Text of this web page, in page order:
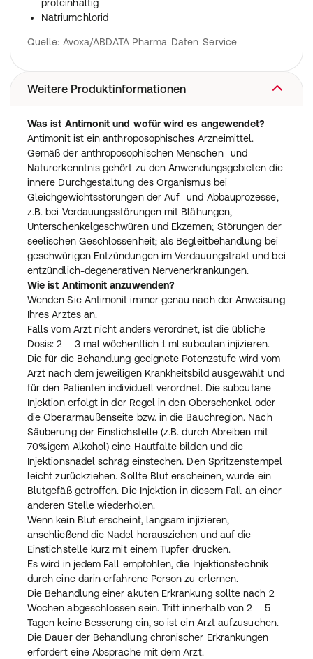
proteinhaltig
Natriumchlorid
Quelle: Avoxa/ABDATA Pharma-Daten-Service
Weitere Produktinformationen
Was ist Antimonit und wofür wird es angewendet?
Antimonit ist ein anthroposophisches Arzneimittel.
Gemäß der anthroposophischen Menschen- und
Naturerkenntnis gehört zu den Anwendungsgebieten die
innere Durchgestaltung des Organismus bei
Gleichgewichtsstörungen der Auf- und Abbauprozesse,
z.B. bei Verdauungsstörungen mit Blähungen,
Unterschenkelgeschwüren und Ekzemen; Störungen der
seelischen Geschlossenheit; als Begleitbehandlung bei
geschwürigen Entzündungen im Verdauungstrakt und bei
entzündlich-degenerativen Nervenerkrankungen.
Wie ist Antimonit anzuwenden?
Wenden Sie Antimonit immer genau nach der Anweisung
Ihres Arztes an.
Falls vom Arzt nicht anders verordnet, ist die übliche
Dosis: 2 – 3 mal wöchentlich 1 ml subcutan injizieren.
Die für die Behandlung geeignete Potenzstufe wird vom
Arzt nach dem jeweiligen Krankheitsbild ausgewählt und
für den Patienten individuell verordnet. Die subcutane
Injektion erfolgt in der Regel in den Oberschenkel oder
die Oberarmaußenseite bzw. in die Bauchregion. Nach
Säuberung der Einstichstelle (z.B. durch Abreiben mit
70%igem Alkohol) eine Hautfalte bilden und die
Injektionsnadel schräg einstechen. Den Spritzenstempel
leicht zurückziehen. Sollte Blut erscheinen, wurde ein
Blutgefäß getroffen. Die Injektion in diesem Fall an einer
anderen Stelle wiederholen.
Wenn kein Blut erscheint, langsam injizieren,
anschließend die Nadel herausziehen und auf die
Einstichstelle kurz mit einem Tupfer drücken.
Es wird in jedem Fall empfohlen, die Injektionstechnik
durch eine darin erfahrene Person zu erlernen.
Die Behandlung einer akuten Erkrankung sollte nach 2
Wochen abgeschlossen sein. Tritt innerhalb von 2 – 5
Tagen keine Besserung ein, so ist ein Arzt aufzusuchen.
Die Dauer der Behandlung chronischer Erkrankungen
erfordert eine Absprache mit dem Arzt.